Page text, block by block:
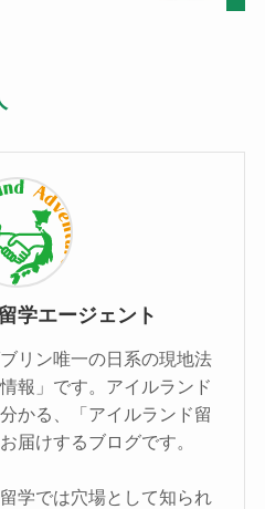
学エージェント
リン唯一の日系の現地法
報」です。アイルランド
かる、「アイルランド留
届けするブログです。
学では穴場として知られ